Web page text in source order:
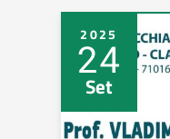
2025
24
Set